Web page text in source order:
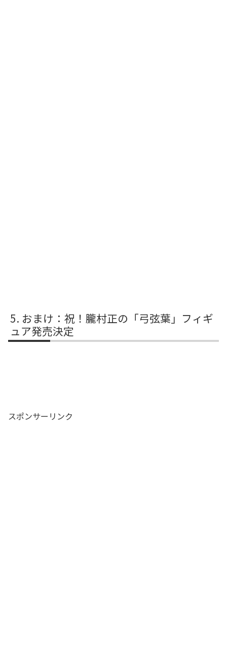
おまけ：祝！朧村正の「弓弦葉」フィギ
ュア発売決定
スポンサーリンク